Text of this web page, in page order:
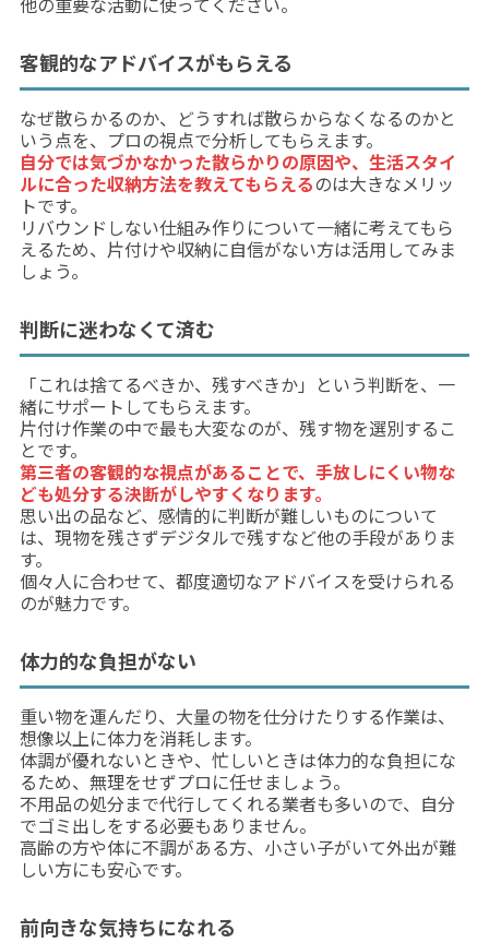
客観的なアドバイスがもらえる
なぜ散らかるのか、どうすれば散らからなくなるのかと
いう点を、プロの視点で分析してもらえます。
自分では気づかなかった散らかりの原因や、生活スタイ
ルに合った収納方法を教えてもらえるのは大きなメリッ
トです。
リバウンドしない仕組み作りについて一緒に考えてもら
えるため、片付けや収納に自信がない方は活用してみま
しょう。
判断に迷わなくて済む
「これは捨てるべきか、残すべきか」という判断を、一
緒にサポートしてもらえます。
片付け作業の中で最も大変なのが、残す物を選別するこ
とです。
第三者の客観的な視点があることで、手放しにくい物な
ども処分する決断がしやすくなります。
思い出の品など、感情的に判断が難しいものについて
は、現物を残さずデジタルで残すなど他の手段がありま
す。
個々人に合わせて、都度適切なアドバイスを受けられる
のが魅力です。
体力的な負担がない
重い物を運んだり、大量の物を仕分けたりする作業は、
想像以上に体力を消耗します。
体調が優れないときや、忙しいときは体力的な負担にな
るため、無理をせずプロに任せましょう。
不用品の処分まで代行してくれる業者も多いので、自分
でゴミ出しをする必要もありません。
高齢の方や体に不調がある方、小さい子がいて外出が難
しい方にも安心です。
前向きな気持ちになれる